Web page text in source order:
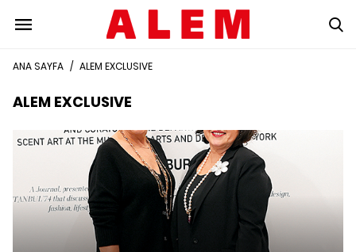
ANA SAYFA / ALEM EXCLUSIVE
ALEM EXCLUSIVE